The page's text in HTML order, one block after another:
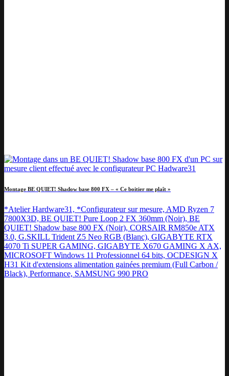
Montage BE QUIET! Shadow base 800 FX – « Ce boitier me plaît »
*Atelier Hardware31, *Configurateur sur mesure, AMD Ryzen 7
7800X3D, BE QUIET! Pure Loop 2 FX 360mm (Noir), BE
QUIET! Shadow base 800 FX (Noir), CORSAIR RM850e ATX
3.0, G.SKILL Trident Z5 Neo RGB (Blanc), GIGABYTE RTX
4070 Ti SUPER GAMING, GIGABYTE X670 GAMING X AX,
MICROSOFT Windows 11 Professionnel 64 bits, OCDESIGN X
H31 Kit d'extensions alimentation gainées premium (Full Carbon /
Black), Performance, SAMSUNG 990 PRO